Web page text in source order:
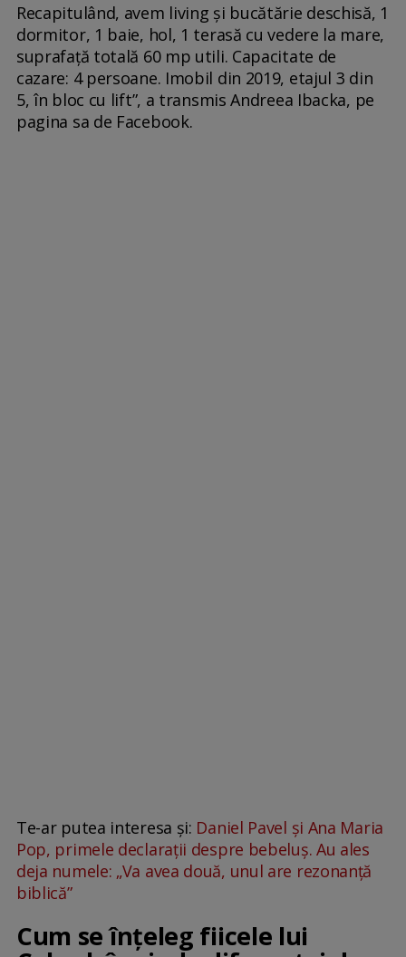
Recapitulând, avem living și bucătărie deschisă, 1
dormitor, 1 baie, hol, 1 terasă cu vedere la mare,
suprafață totală 60 mp utili. Capacitate de
cazare: 4 persoane. Imobil din 2019, etajul 3 din
5, în bloc cu lift”, a transmis Andreea Ibacka, pe
pagina sa de Facebook.
Te-ar putea interesa și: Daniel Pavel și Ana Maria
Pop, primele declarații despre bebeluș. Au ales
deja numele: „Va avea două, unul are rezonanță
biblică”
Cum se înțeleg fiicele lui